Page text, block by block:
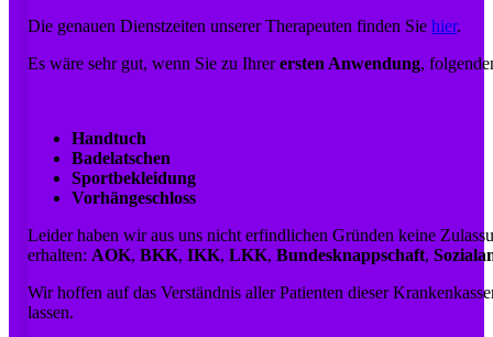
Die genauen Dienstzeiten unserer Therapeuten finden Siehier.
Es wäre sehr gut, wenn Sie zu Ihrerersten Anwendung,
Handtuch
Badelatschen
Sportbekleidung
Vorhängeschloss
Leider haben wir aus uns nicht erfindlichen Gründen keine
erhalten: AOK,BKK,IKK,LKK,Bundesknappschaft,
Wir hoffen auf das Verständnis aller Patienten dieser
lassen.